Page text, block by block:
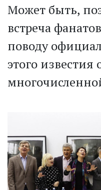
Может быть,
встреча
поводу
этого известия